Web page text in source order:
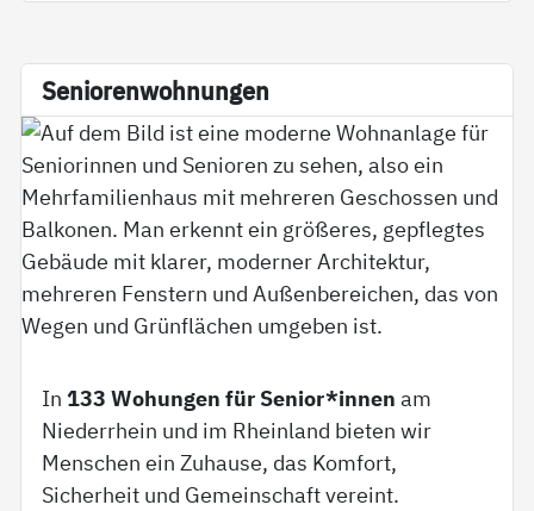
Se­nio­ren­woh­nun­gen
In 133 Wohungen für Senior*innen am
Niederrhein und im Rheinland bieten wir
Menschen ein Zuhause, das Komfort,
Sicherheit und Gemeinschaft vereint.